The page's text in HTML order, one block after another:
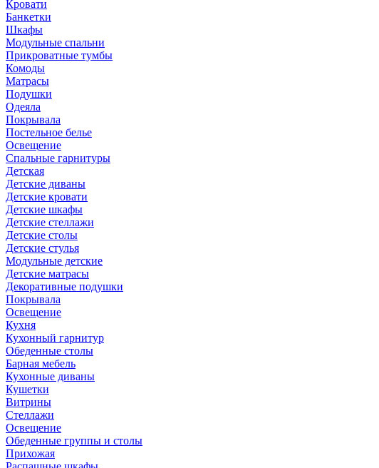
Кровати
Банкетки
Шкафы
Модульные спальни
Прикроватные тумбы
Комоды
Матрасы
Подушки
Одеяла
Покрывала
Постельное белье
Освещение
Спальные гарнитуры
Детская
Детские диваны
Детские кровати
Детские шкафы
Детские стеллажи
Детские столы
Детские стулья
Модульные детские
Детские матрасы
Декоративные подушки
Покрывала
Освещение
Кухня
Кухонный гарнитур
Обеденные столы
Барная мебель
Кухонные диваны
Кушетки
Витрины
Стеллажи
Освещение
Обеденные группы и столы
Прихожая